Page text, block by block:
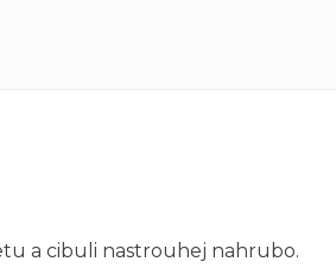
a cibuli nastrouhej nahrubo.